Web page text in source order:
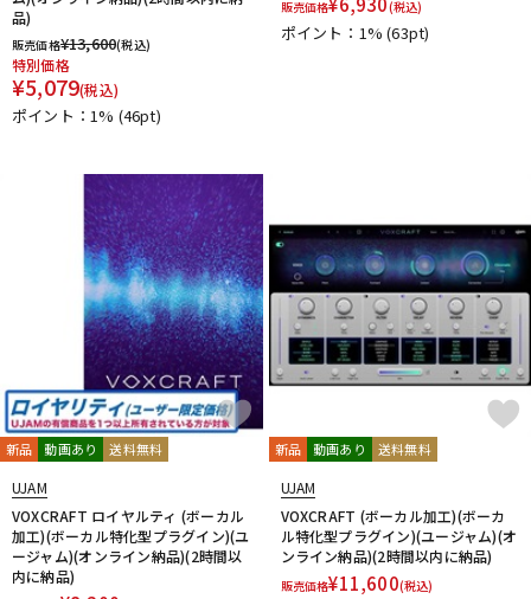
品)
販売価格¥13,600(税込)
特別価格
¥5,079(税込)
ポイント：1% (46pt)
販売価格 (税込)
ポイント：1%(63pt)
新品 動画あり 送料無料
UJAM
VOXCRAFT ロイヤルティ (ボーカル
加工)(ボーカル特化型プラグイン)(ユ
ージャム)(オンライン納品)(2時間以
内に納品)
新品 動画あり 送料無料
UJAM
VOXCRAFT (ボーカル加工)(ボーカ
ル特化型プラグイン)(ユージャム)(オ
ンライン納品)(2時間以内に納品)
販売価格¥11,600(税込)